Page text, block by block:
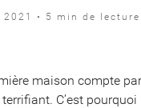
• 5 min de lecture
maison compte
C’est